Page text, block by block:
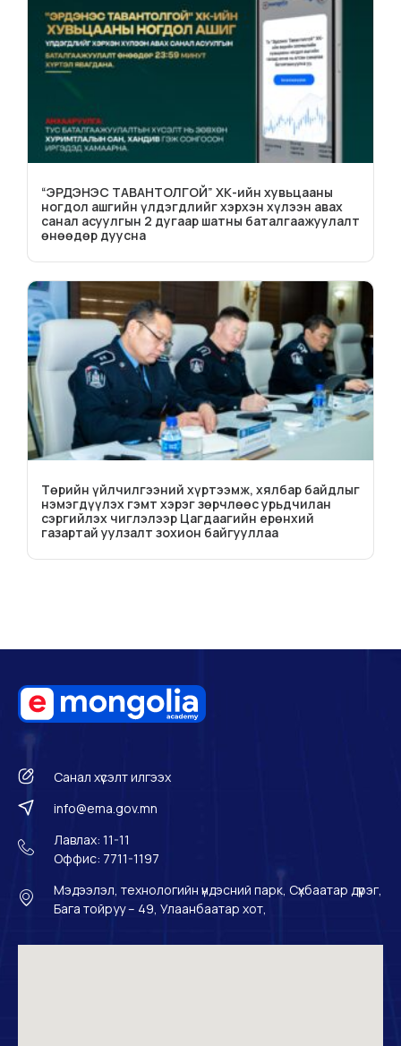
“ЭРДЭНЭС ТАВАНТОЛГОЙ” ХК-ийн хувьцааны
ногдол ашгийн үлдэгдлийг хэрхэн хүлээн авах
санал асуулгын 2 дугаар шатны баталгаажуулалт
өнөөдөр дуусна
Төрийн үйлчилгээний хүртээмж, хялбар байдлыг
нэмэгдүүлэх гэмт хэрэг зөрчлөөс урьдчилан
сэргийлэх чиглэлээр Цагдаагийн ерөнхий
газартай уулзалт зохион байгууллаа
Санал хүсэлт илгээх
info@ema.gov.mn
Лавлах: 11-11
Оффис: 7711-1197
Мэдээлэл, технологийн үндэсний парк, Сүхбаатар дүүрэг,
Бага тойруу – 49, Улаанбаатар хот,